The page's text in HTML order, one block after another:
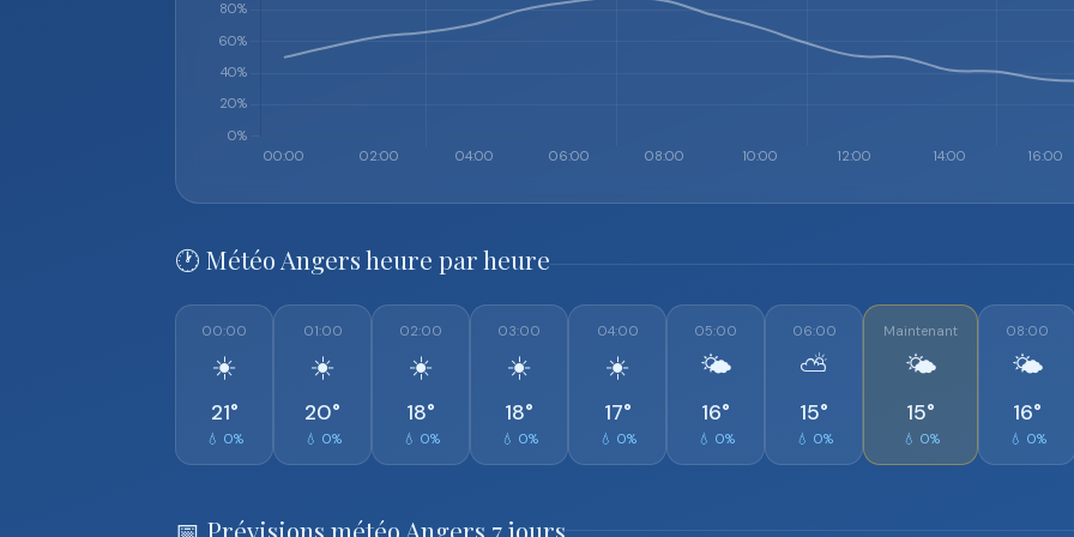
🕐 Météo Angers heure par heure
00:00
☀️
21°
💧 0%
01:00
☀️
20°
💧 0%
02:00
☀️
18°
💧 0%
03:00
☀️
18°
💧 0%
04:00
☀️
17°
💧 0%
05:00
🌤️
16°
💧 0%
06:00
⛅
15°
💧 0%
Maintenant
🌤️
15°
💧 0%
08:00
🌤️
16°
💧 0%
📅 Prévisions météo Angers 7 jours